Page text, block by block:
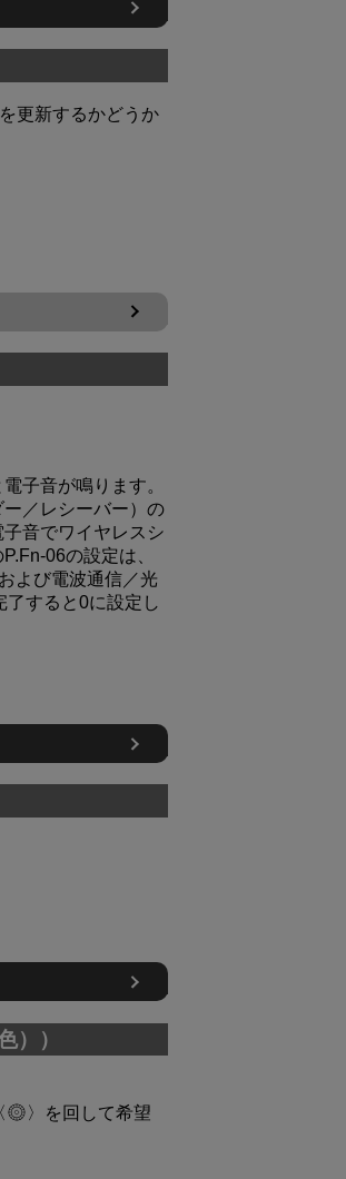
更新するかどうか
子音が鳴ります。
／レシーバー）の
音でワイヤレスシ
06の設定は、
よび電波通信／光
了すると0に設定し
））
を回して希望